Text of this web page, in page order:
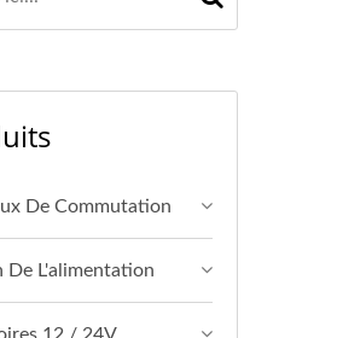
De Commutation
De L'alimentation